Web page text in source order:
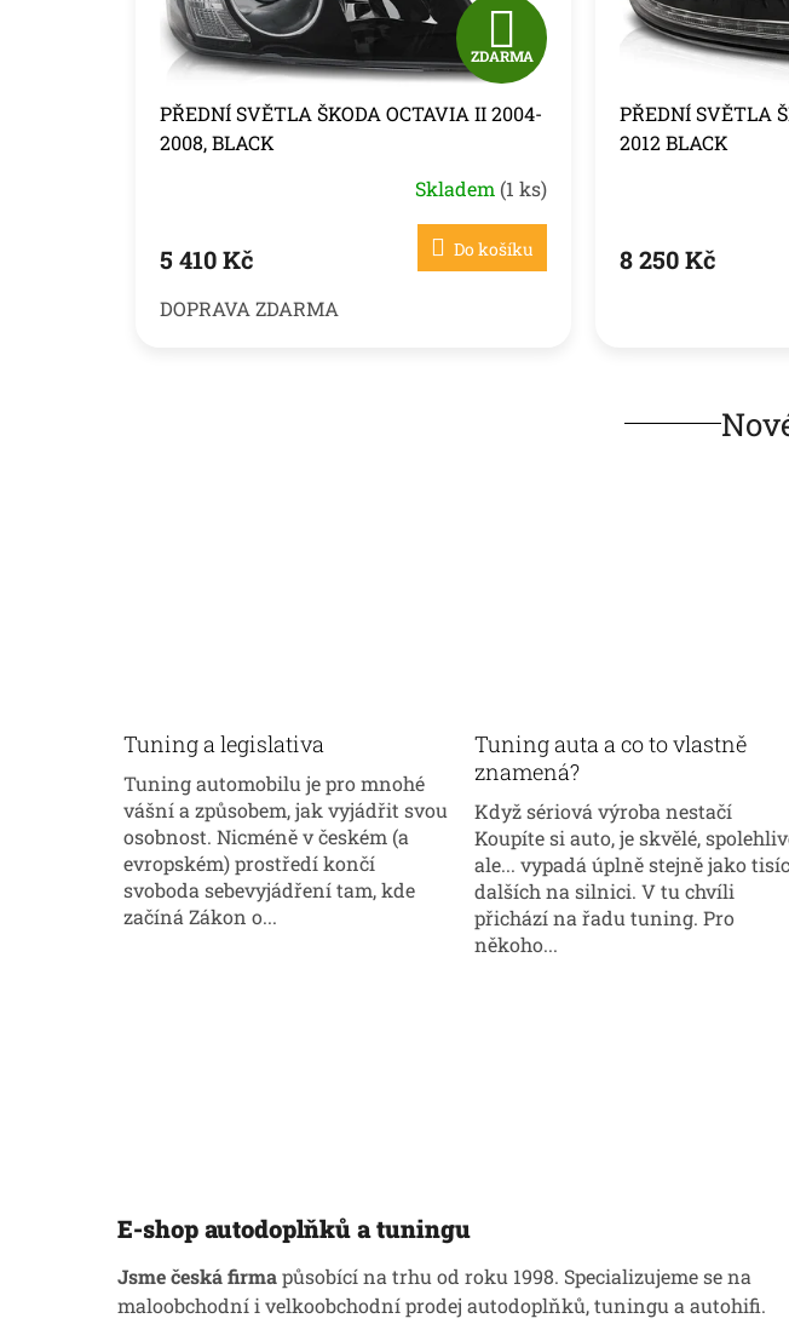
Z
D
A
R
M
A
ZDARMA
PŘEDNÍ SVĚTLA ŠKODA OCTAVIA II 2004-
2008, BLACK
Skladem (1 ks)
5 410 Kč Do košíku
DOPRAVA ZDARMA
PŘEDNÍ SVĚTLA
2012 BLACK
8 250 Kč
Tuning a legislativa
Tuning automobilu je pro mnohé
vášní a způsobem, jak vyjádřit svou
osobnost. Nicméně v českém (a
evropském) prostředí končí
svoboda sebevyjádření tam, kde
začíná Zákon o...
Tuning auta a co to vlastně
znamená?
Když sériová výroba nestačí
Koupíte si auto, je skvělé,
ale... vypadá úplně stejně jako
dalších na silnici. V tu chvíli
přichází na řadu tuning. Pro
někoho...
E-shop autodoplňků a tuningu
Jsme česká firmapůsobící na trhu od roku 1998. Specializujeme se na
maloobchodní i velkoobchodní prodej autodoplňků, tuningu a autohifi.